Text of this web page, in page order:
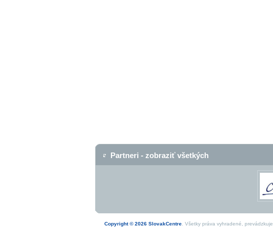
Partneri - zobraziť všetkých
Copyright © 2026 SlovakCentre. Všetky práva vyhradené, prevádzkuje